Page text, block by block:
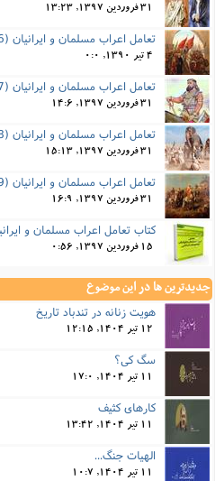
31 فروردین 1397, 13:23
4 تیر 1390, 0:0
تعامل اعراب مسلمان و ایرانیان (7) اهداف اعراب از حمله به ایران (1)
31 فروردین 1397, 14:6
تعامل اعراب مسلمان و ایرانیان (8) اهداف اعراب از حمله به ایران (2)
31 فروردین 1397, 15:13
تعامل اعراب مسلمان و ایرانیان (9) دست‌آورد ایرانیان از حمله اعراب
31 فروردین 1397, 16:9
کتاب تعامل اعراب مسلمان و
15 فروردین 1397, 0:56
جدیدترین ها در این موضوع
هویت زنانه در تندباد تاریخ
12 تیر 1404, 12:15
سگ کی؟
11 تیر 1404, 17:0
کارهای کثیف
11 تیر 1404, 13:42
الهیات جنگ...
11 تیر 1404, 10:7